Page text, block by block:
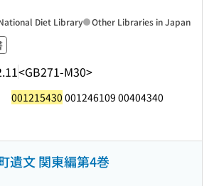
<GB271-M30>
Diet Library Other Libraries in Japan
001215430 001246109 00404340
遺文 関東編第4巻